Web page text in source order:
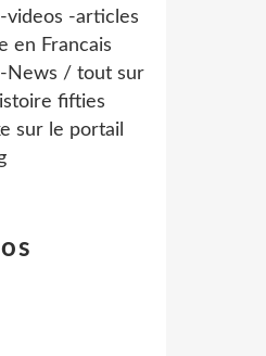
-articles
en Francais
News / tout sur
fifties
sur le portail